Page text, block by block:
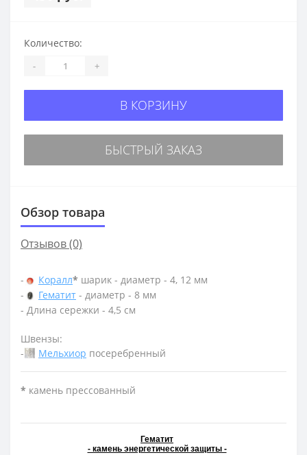
Количество:
- +
В КОРЗИНУ
БЫСТРЫЙ ЗАКАЗ
Обзор товара
Отзывов (0)
- Коралл* шарик - диаметр - 4, 12 мм
-
Гематит - диаметр - 8 мм
- Длина сережки - 4,5 см
Швензы:
-
Мельхиор посеребренный
* камень прессованный
Гематит
- камень энергетической защиты -